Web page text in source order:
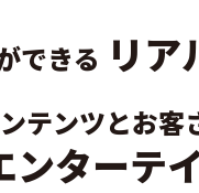
できる リア
テンツとお
ンターテ